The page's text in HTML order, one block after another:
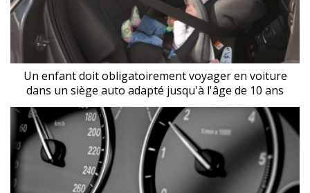
Un enfant doit obligatoirement voyager en voiture
dans un siège auto adapté jusqu'à l'âge de 10 ans